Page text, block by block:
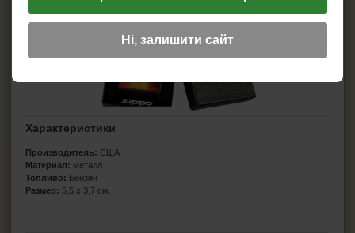
Характеристики
Производитель: США
Материал: металл
Топливо: Бензин
Размер: 5,5 х 3,7 см.
Ні, залишити сайт